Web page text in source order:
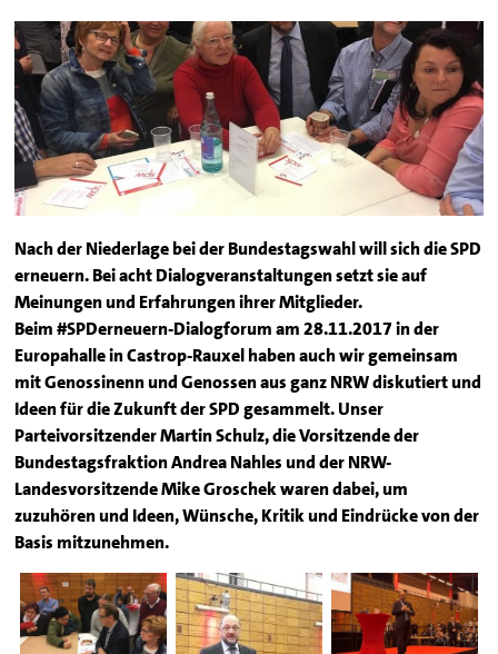
Nach der Niederlage bei der Bundestagswahl will sich die SPD
erneuern. Bei acht Dialogveranstaltungen setzt sie auf
Meinungen und Erfahrungen ihrer ­Mitglieder.
Beim #SPDerneuern-Dialogforum am 28.11.2017 in der
Europahalle in Castrop-Rauxel haben auch wir gemeinsam
mit Genossinenn und Genossen aus ganz NRW diskutiert und
Ideen für die Zukunft der SPD gesammelt. Unser
Parteivorsitzender Martin Schulz, die Vorsitzende der
Bundestagsfraktion Andrea Nahles und der NRW-
Landesvorsitzende Mike Groschek waren dabei, um
zuzuhören und Ideen, Wünsche, Kritik und Eindrücke von der
Basis mitzunehmen.